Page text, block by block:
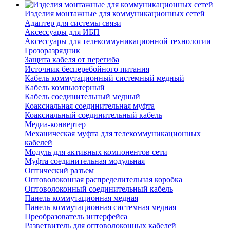
Изделия монтажные для коммуникационных сетей
Адаптер для системы связи
Аксессуары для ИБП
Аксессуары для телекоммуникационной технологии
Грозоразрядник
Защита кабеля от перегиба
Источник бесперебойного питания
Кабель коммутационный системный медный
Кабель компьютерный
Кабель соединительный медный
Коаксиальная соединительная муфта
Коаксиальный соединительный кабель
Медиа-конвертер
Механическая муфта для телекоммуникационных
кабелей
Модуль для активных компонентов сети
Муфта соединительная модульная
Оптический разъем
Оптоволоконная распределительная коробка
Оптоволоконный соединительный кабель
Панель коммутационная медная
Панель коммутационная системная медная
Преобразователь интерфейса
Разветвитель для оптоволоконных кабелей